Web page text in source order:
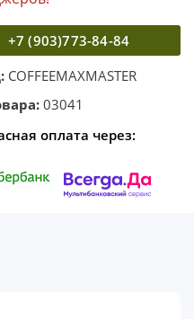
+7 (903)773-84-84
COFFEEMAXMASTER
03041
оплата через: